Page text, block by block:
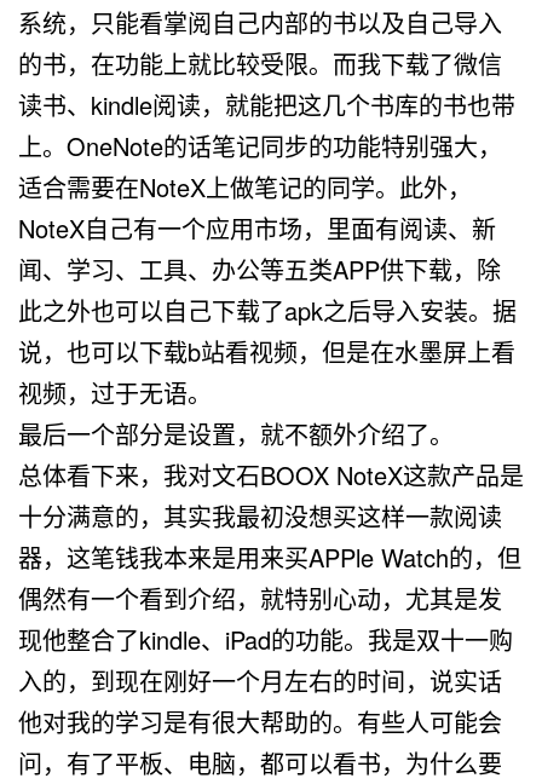
系统，只能看掌阅自己内部的书以及自己导入
的书，在功能上就比较受限。而我下载了微信
读书、kindle阅读，就能把这几个书库的书也带
上。OneNote的话笔记同步的功能特别强大，
适合需要在NoteX上做笔记的同学。此外，
NoteX自己有一个应用市场，里面有阅读、新
闻、学习、工具、办公等五类APP供下载，除
此之外也可以自己下载了apk之后导入安装。据
说，也可以下载b站看视频，但是在水墨屏上看
视频，过于无语。
最后一个部分是设置，就不额外介绍了。
总体看下来，我对文石BOOX NoteX这款产品是
十分满意的，其实我最初没想买这样一款阅读
器，这笔钱我本来是用来买APPle Watch的，但
偶然有一个看到介绍，就特别心动，尤其是发
现他整合了kindle、iPad的功能。我是双十一购
入的，到现在刚好一个月左右的时间，说实话
他对我的学习是有很大帮助的。有些人可能会
问，有了平板、电脑，都可以看书，为什么要